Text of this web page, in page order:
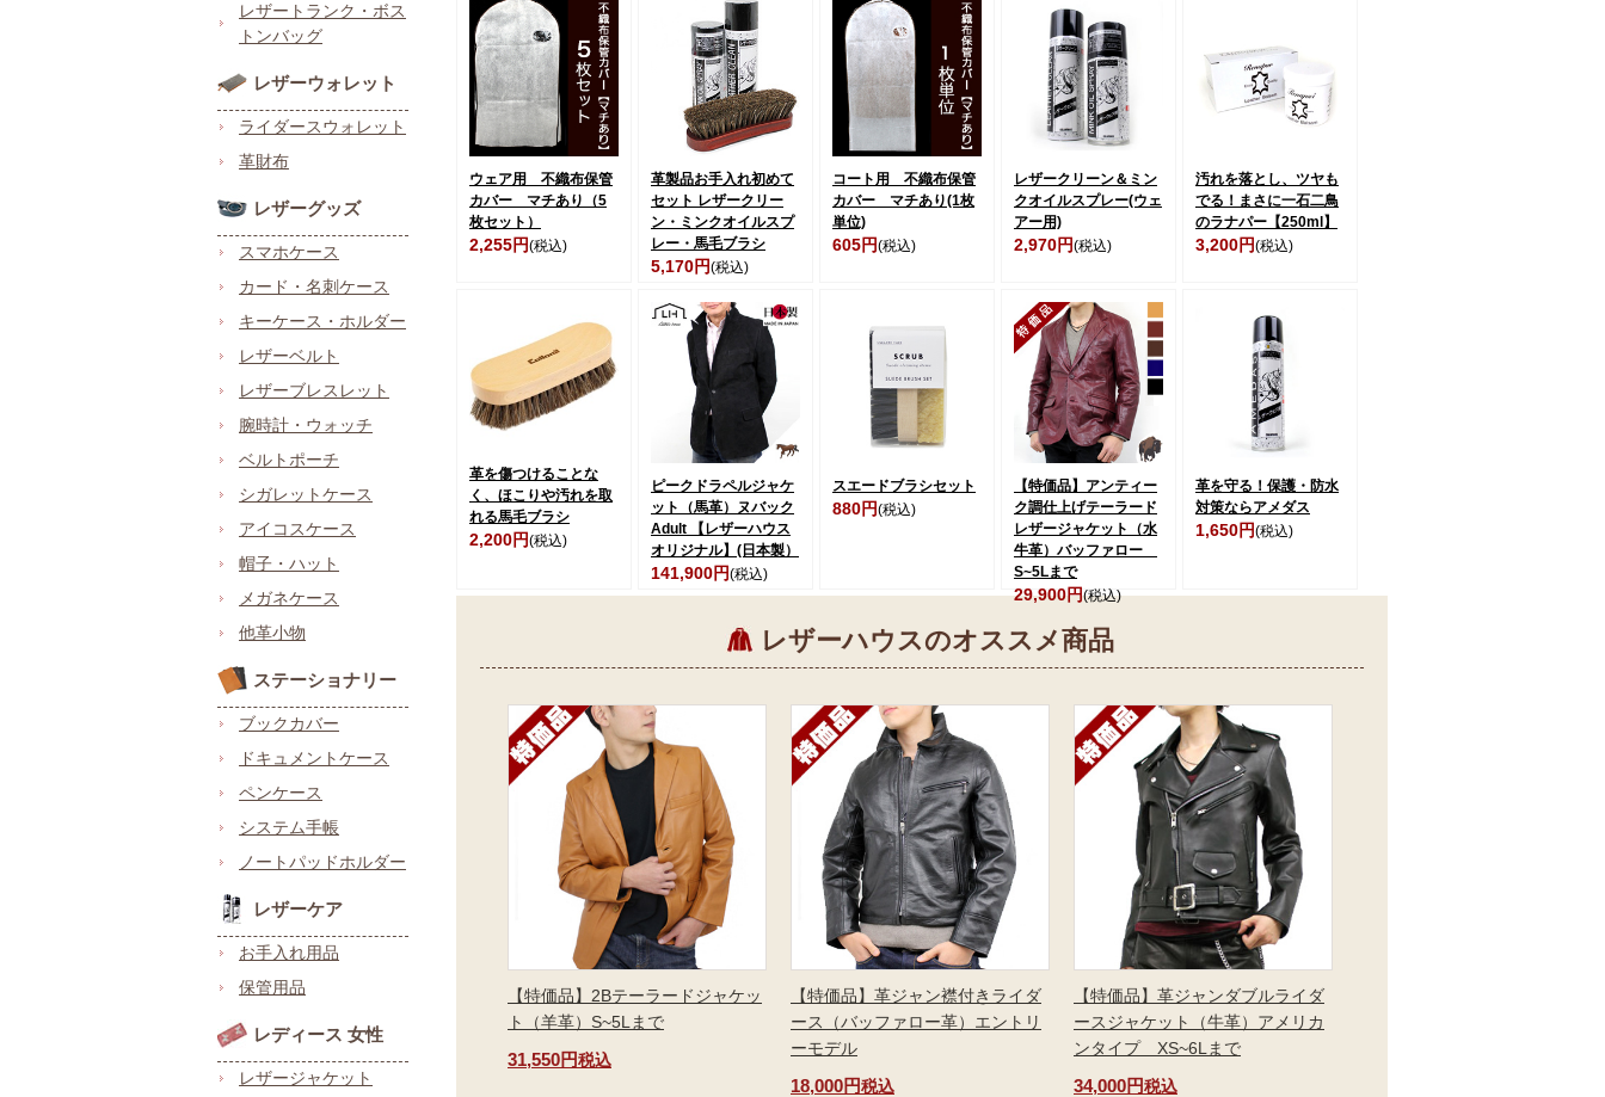
レザートランク・ボス
トンバッグ
レザーウォレット
ライダースウォレット
革財布
レザーグッズ
スマホケース
カード・名刺ケース
キーケース・ホルダー
レザーベルト
レザーブレスレット
腕時計・ウォッチ
ベルトポーチ
シガレットケース
アイコスケース
帽子・ハット
メガネケース
他革小物
ステーショナリー
ブックカバー
ドキュメントケース
ペンケース
システム手帳
ノートパッドホルダー
レザーケア
お手入れ用品
保管用品
レディース 女性
レザージャケット
ウェア用 不織布保管
カバー マチあり（5
枚セット）
2,255円(税込)
革製品お手入れ初めて
セット レザークリー
ン・ミンクオイルスプ
レー・馬毛ブラシ
5,170円(税込)
コート用 不織布保管
カバー マチあり(1枚
単位)
605円(税込)
レザークリーン＆ミン
クオイルスプレー(ウェ
アー用)
2,970円(税込)
汚れを落とし、ツヤも
でる！まさに一石二鳥
のラナパー【250ml】
3,200円(税込)
革を傷つけることな
く、ほこりや汚れを取
れる馬毛ブラシ
2,200円(税込)
ピークドラペルジャケ
ット（馬革）ヌバック
Adult 【レザーハウス
オリジナル】(日本製）
141,900円(税込)
スエードブラシセット
880円(税込)
【特価品】アンティー
ク調仕上げテーラード
レザージャケット（水
牛革）バッファロー
S~5Lまで
29,900円(税込)
革を守る！保護・防水
対策ならアメダス
1,650円(税込)
レザーハウスのオススメ商品
【特価品】2Bテーラードジャケッ
ト（羊革）S~5Lまで
31,550円税込
【特価品】革ジャン襟付きライダ
ース（バッファロー革）エントリ
ーモデル
18,000円税込
【特価品】革ジャンダブルライダ
ースジャケット（牛革）アメリカ
ンタイプ XS~6Lまで
34,000円税込